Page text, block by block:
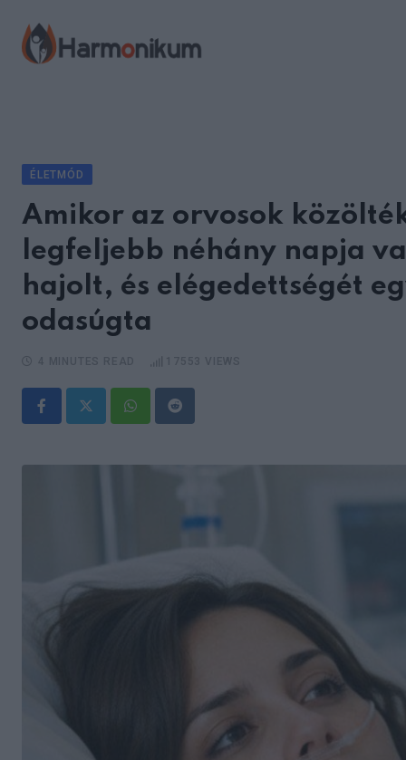
content
ÉLETMÓD
Amikor az orvosok
legfeljebb néhány napja
hajolt, és elégedettségét
odasúgta
WhatsappReddit